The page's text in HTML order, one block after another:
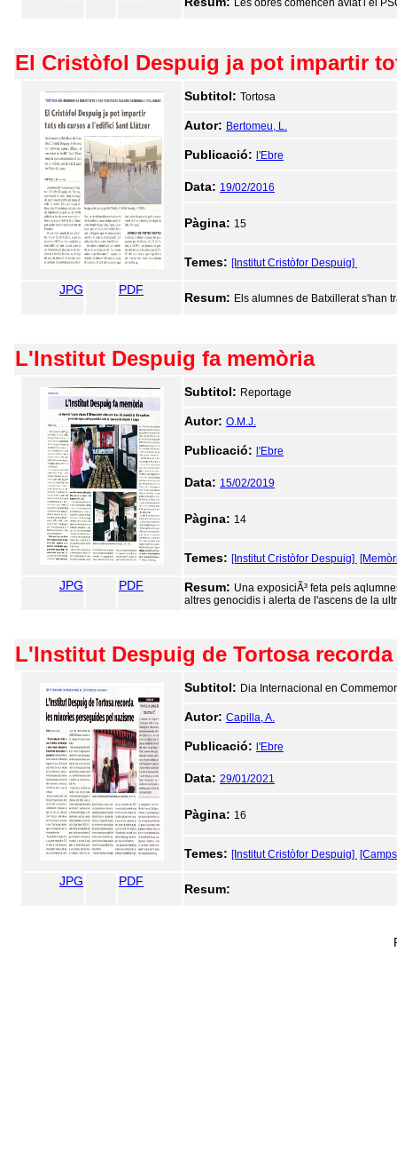
Les obres comencen aviat i el
El Cristòfol Despuig ja pot impartir
Subtitol: Tortosa
Autor: Bertomeu, L.
Publicació: l'Ebre
Data: 19/02/2016
Pàgina: 15
Temes: [Institut Cristòfor Despuig]
JPG PDF
Resum: Els alumnes de Batxillerat s'han
L'Institut Despuig fa memòria
Subtitol: Reportage
Autor: O.M.J.
Publicació: l'Ebre
Data: 15/02/2019
Pàgina: 14
Temes: [Institut Cristòfor Despuig]
JPG PDF Resum: Una exposiciÃ³ feta pels
altres genocidis i alerta de l'ascens de la
L'Institut Despuig de Tortosa
Subtitol: Dia Internacional en
Autor: Capilla, A.
Publicació: l'Ebre
Data: 29/01/2021
Pàgina: 16
Temes: [Institut Cristòfor Despuig]
JPG PDF
Resum: